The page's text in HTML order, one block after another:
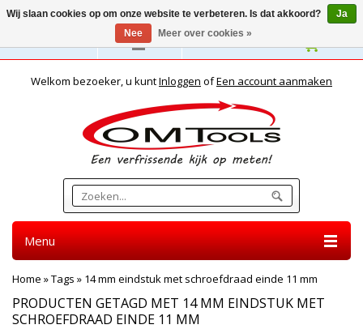
Nederlands
Welkom bezoeker, u kuntInloggen ofEen account aanmaken
Menu
Home »Tags » 14 mm eindstuk met schroefdraad einde 11 mm
PRODUCTEN GETAGD MET 14 MM EINDSTUK MET
SCHROEFDRAAD EINDE 11 MM
Wij slaan cookies op om onze website te verbeteren. Is dat akkoord?
Ja
Nee
Meer over cookies »